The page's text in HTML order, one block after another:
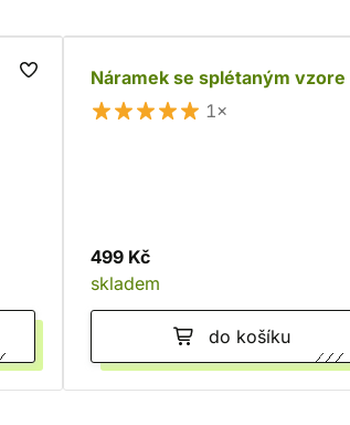
Náramek se splétaným
1×
499 Kč
skladem
do košíku